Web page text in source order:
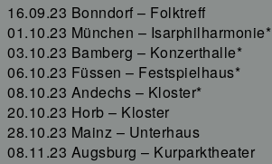
16.09.23 Bonndorf – Folktreff
01.10.23 München – Isarphilharmonie*
03.10.23 Bamberg – Konzerthalle*
06.10.23 Füssen – Festspielhaus*
08.10.23 Andechs – Kloster*
20.10.23 Horb – Kloster
28.10.23 Mainz – Unterhaus
08.11.23 Augsburg – Kurparktheater